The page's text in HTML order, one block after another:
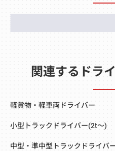
関連するドラ
軽貨物・軽車両ドライバー
小型トラックドライバー(2t～)
中型・準中型トラックドライバ